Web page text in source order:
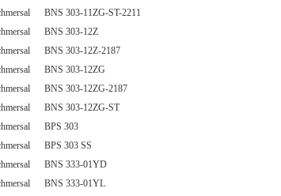
BNS 303-11ZG-ST-2211
BNS 303-12Z
BNS 303-12Z-2187
BNS 303-12ZG
BNS 303-12ZG-2187
BNS 303-12ZG-ST
BPS 303
BPS 303 SS
BNS 333-01YD
BNS 333-01YL